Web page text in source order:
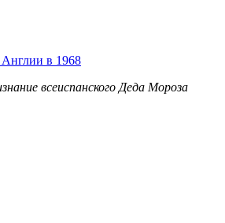
в 1968
всеиспанского Деда Мороза